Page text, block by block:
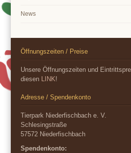
News
Öffnungszeiten / Preise
Unsere Öffnungszeiten und
diesen LINK!
Adresse / Spendenkonto
Tierpark Niederfischbach e. V.
Schlesingstraße
57572 Niederfischbach
Spendenkonto: